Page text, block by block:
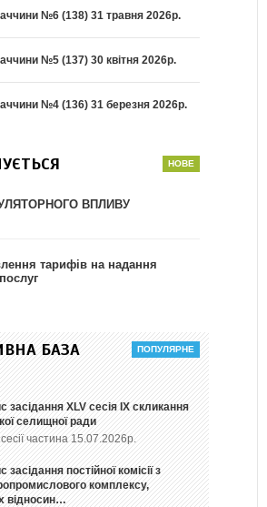
№6 (138) 31 травня 2026р.
№5 (137) 30 квітня 2026р.
№4 (136) 31 березня 2026р.
ВПЛИВУ
тарифів на надання
БАЗА
засідання ХLV сесія ІХ скликання
селищної ради
частина 15.07.2026р.
засідання постійної комісії з
комплексу,
відносин…